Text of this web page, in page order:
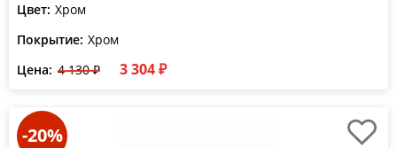
Цвет: Хром
Покрытие: Хром
Цена: 4 130 ₽ 3 304 ₽
-20%